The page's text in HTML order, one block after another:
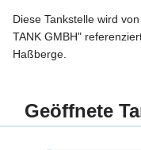
Diese Tankstelle wird
TANK GMBH"
Haßberge.
Geöffnete